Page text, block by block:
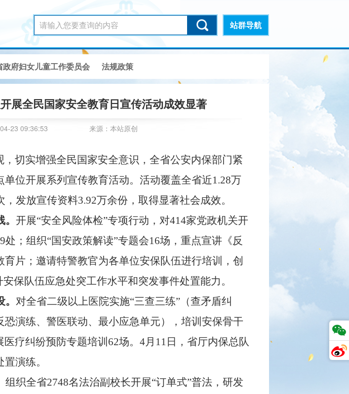
站群导航
政府妇女儿童工作委员会 法规政策
展全民国家安全教育日宣传活动成效显著
23 09:36:53 来源：本站原创
切实增强全民国家安全意识，全省公安内保部门紧
位开展系列宣传教育活动。活动覆盖全省近1.28万
发放宣传资料3.92万余份，取得显著社会成效。
。 开展“安全风险体检”专项行动，对414家党政机关开
；组织“国安政策解读”专题会16场，重点宣讲《反
片；邀请特警教官为各单位安保队伍进行培训，创
保队伍应急处突工作水平和突发事件处置能力。
。 对全省二级以上医院实施“三查三练”（查矛盾纠
演练、警医联动、最小应急单元），培训安保骨干
医疗纠纷预防专题培训62场。4月11日，省厅内保总队
演练。
组织全省2748名法治副校长开展“订单式”普法，研发